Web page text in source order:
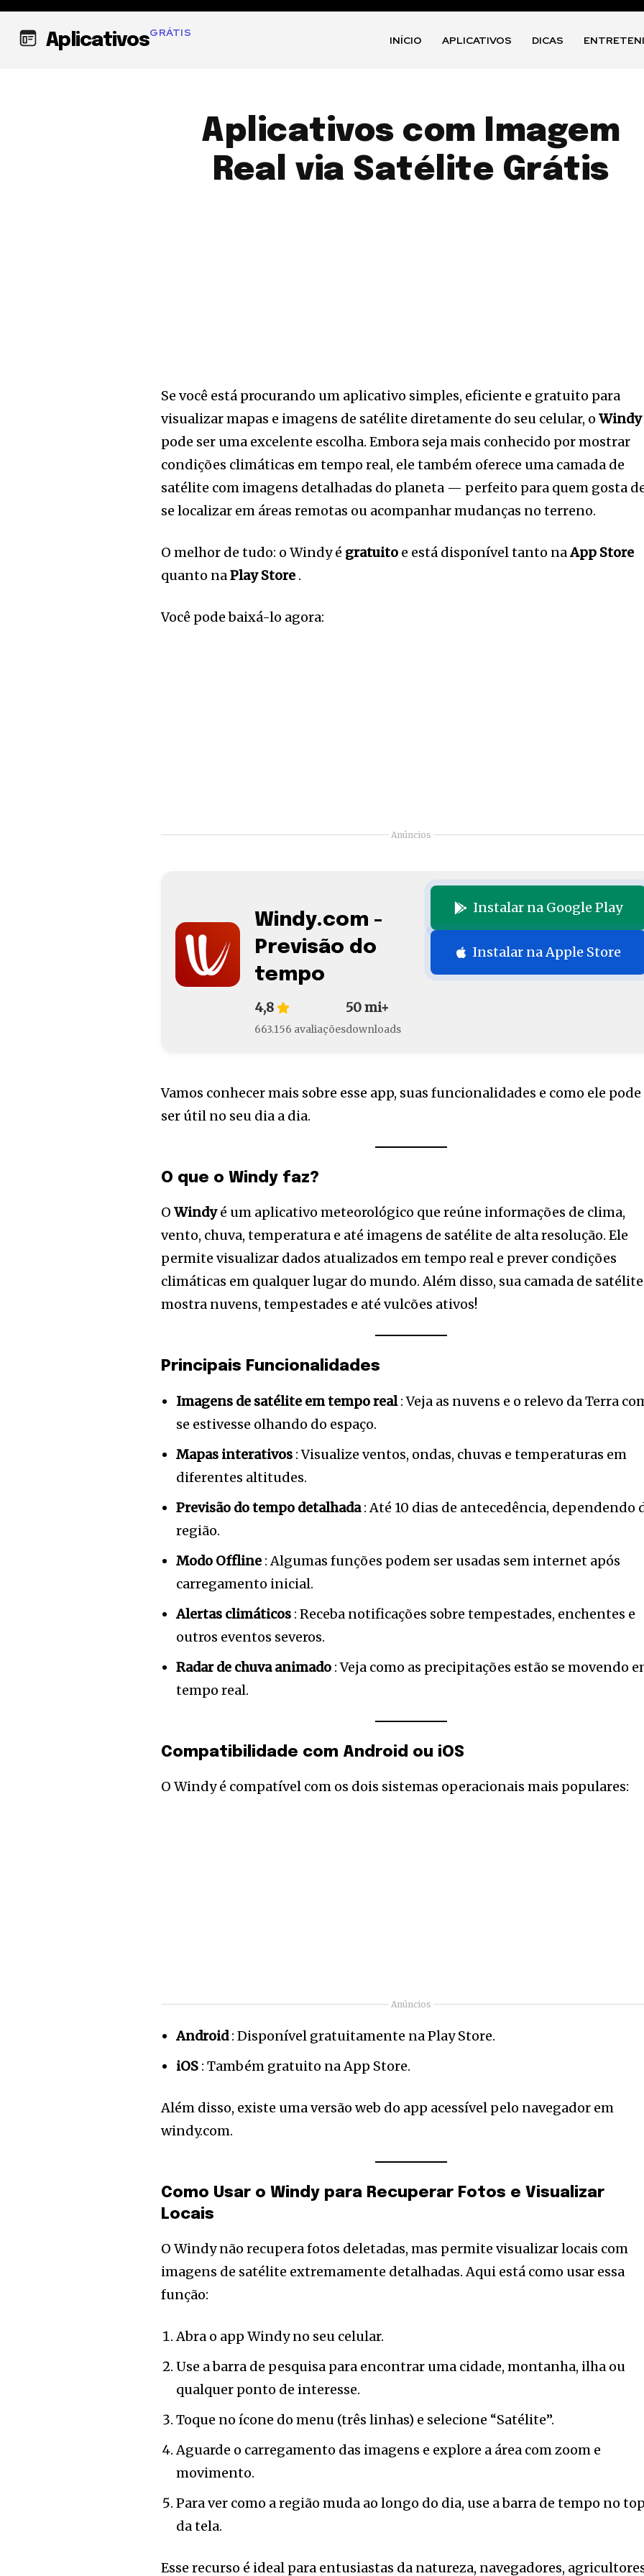
AplicativosGRÁTIS
INÍCIO APLICATIVOS DICAS
Aplicativos com Imagem
Real via Satélite Grátis
Se você está procurando um aplicativo simples, eficiente e gratuito para
visualizar mapas e imagens de satélite diretamente do seu celular, oWindy
pode ser uma excelente escolha. Embora seja mais conhecido por mostrar
condições climáticas em tempo real, ele também oferece uma camada de
satélite com imagens detalhadas do planeta — perfeito para quem gosta
se localizar em áreas remotas ou acompanhar mudanças no terreno.
O melhor de tudo: o Windy é gratuito e está disponível tanto naApp Store
quanto naPlay Store .
Você pode baixá-lo agora:
Anúncios
Windy.com -
Previsão do
tempo
4,8
663.156 avaliações
50 mi+
downloads
Instalar na Google Play
Instalar na Apple Store
Vamos conhecer mais sobre esse app, suas funcionalidades e como ele pode
ser útil no seu dia a dia.
O que o Windy faz?
OWindyé um aplicativo meteorológico que reúne informações de clima,
vento, chuva, temperatura e até imagens de satélite de alta resolução. Ele
permite visualizar dados atualizados em tempo real e prever condições
climáticas em qualquer lugar do mundo. Além disso, sua camada de satélite
mostra nuvens, tempestades e até vulcões ativos!
Principais Funcionalidades
Imagens de satélite em tempo real: Veja as nuvens e o relevo da Terra
se estivesse olhando do espaço.
Mapas interativos : Visualize ventos, ondas, chuvas e temperaturas em
diferentes altitudes.
Previsão do tempo detalhada: Até 10 dias de antecedência, dependendo
região.
Modo Offline : Algumas funções podem ser usadas sem internet após
carregamento inicial.
Alertas climáticos : Receba notificações sobre tempestades, enchentes e
outros eventos severos.
Radar de chuva animado : Veja como as precipitações estão se movendo
tempo real.
Compatibilidade com Android ou iOS
O Windy é compatível com os dois sistemas operacionais mais populares:
Anúncios
Android: Disponível gratuitamente na Play Store.
iOS : Também gratuito na App Store.
Além disso, existe uma versão web do app acessível pelo navegador em
windy.com.
Como Usar o Windy para Recuperar Fotos e Visualizar
Locais
O Windy não recupera fotos deletadas, mas permite visualizar locais com
imagens de satélite extremamente detalhadas. Aqui está como usar essa
função:
Abra o app Windy no seu celular.
Use a barra de pesquisa para encontrar uma cidade, montanha, ilha ou
qualquer ponto de interesse.
Toque no ícone do menu (três linhas) e selecione “Satélite”.
Aguarde o carregamento das imagens e explore a área com zoom e
movimento.
Para ver como a região muda ao longo do dia, use a barra de tempo no
da tela.
Esse recurso é ideal para entusiastas da natureza, navegadores,